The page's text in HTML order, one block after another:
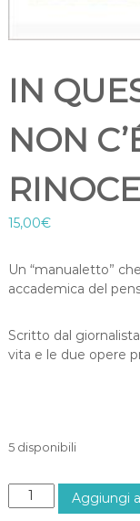
IN
NON
15,00€
Un “manualetto”
accademica del
Scritto dal
vita e le due opere
5 disponibili
N
Aggiungi